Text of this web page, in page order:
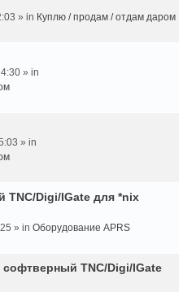
» in Куплю / продам / отдам даром
» in
» in
TNC/Digi/IGate для *nix
» in Оборудование APRS
cофтверный TNC/Digi/IGate